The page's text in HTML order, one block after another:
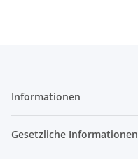
Informationen
Gesetzliche Informationen